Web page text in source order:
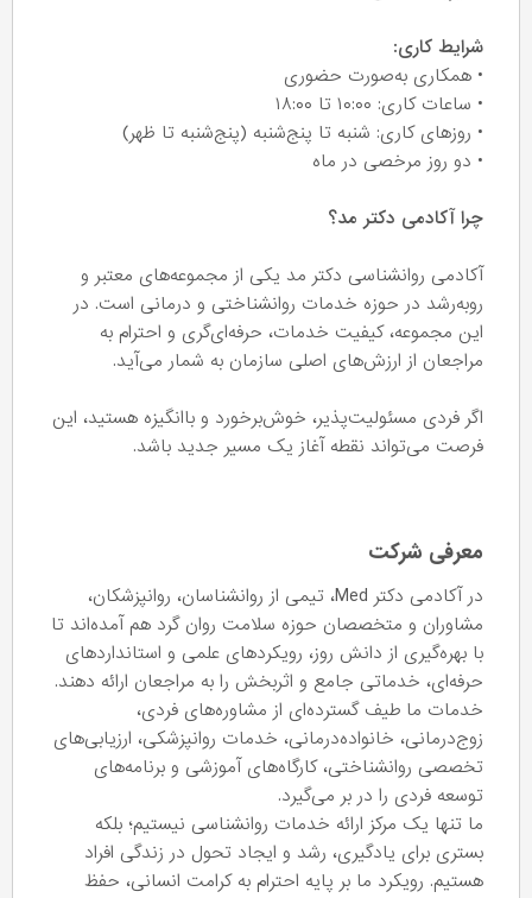
شرایط کاری:
• همکاری به‌صورت حضوری
• ساعات کاری: ۱۰:۰۰ تا ۱۸:۰۰
• روزهای کاری: شنبه تا پنج‌شنبه (پنج‌شنبه تا ظهر)
• دو روز مرخصی در ماه
چرا آکادمی دکتر مد؟
آکادمی روانشناسی دکتر مد یکی از مجموعه‌های معتبر و
رو‌به‌رشد در حوزه خدمات روانشناختی و درمانی است. در
این مجموعه، کیفیت خدمات، حرفه‌ای‌گری و احترام به
مراجعان از ارزش‌های اصلی سازمان به شمار می‌آید.
اگر فردی مسئولیت‌پذیر، خوش‌برخورد و باانگیزه هستید، این
فرصت می‌تواند نقطه آغاز یک مسیر جدید باشد.
معرفی شرکت
در آکادمی دکتر Med، تیمی از روانشناسان، روانپزشکان،
مشاوران و متخصصان حوزه سلامت روان گرد هم آمده‌اند تا
با بهره‌گیری از دانش روز، رویکردهای علمی و استانداردهای
حرفه‌ای، خدماتی جامع و اثربخش را به مراجعان ارائه دهند.
خدمات ما طیف گسترده‌ای از مشاوره‌های فردی،
زوج‌درمانی، خانواده‌درمانی، خدمات روانپزشکی، ارزیابی‌های
تخصصی روانشناختی، کارگاه‌های آموزشی و برنامه‌های
توسعه فردی را در بر می‌گیرد.
ما تنها یک مرکز ارائه خدمات روانشناسی نیستیم؛ بلکه
بستری برای یادگیری، رشد و ایجاد تحول در زندگی افراد
هستیم. رویکرد ما بر پایه احترام به کرامت انسانی، حفظ